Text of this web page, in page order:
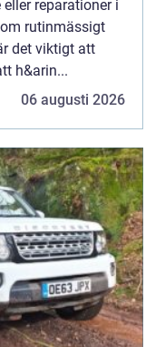
reparationer i
rutinmässigt
det viktigt att
h&arin...
06 augusti 2026